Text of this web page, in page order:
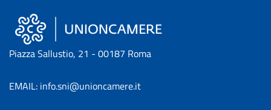
Piazza Sallustio, 21 - 00187 Roma
EMAIL: info.sni@unioncamere.it